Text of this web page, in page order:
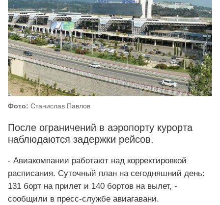
Фото: Станислав Павлов
После ограничений в аэропорту курорта
наблюдаются задержки рейсов.
- Авиакомпании работают над корректировкой
расписания. Суточный план на сегодняшний день:
131 борт на прилет и 140 бортов на вылет, -
сообщили в пресс-службе авиагавани.